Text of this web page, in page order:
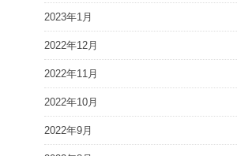
2023年1月
2022年12月
2022年11月
2022年10月
2022年9月